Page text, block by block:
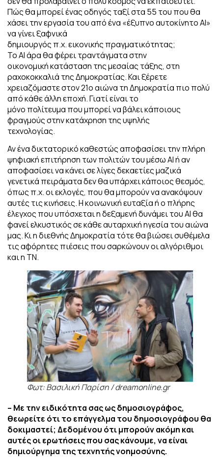
Πώς θα μπορεί ένας οδηγός ταξί στα 55 του που θα
χάσει την εργασία του από ένα «έξυπνο αυτοκίνητο ΑΙ»
να γίνει ξαφνικά
δημιουργός π.χ. εικονικής πραγματικότητας;
Το ΑΙ άρα θα φέρει τραντάγματα στην
οικονομική κατάσταση της μεσαίας τάξης, στη
ραχοκοκκαλιά της Δημοκρατίας. Και ξέρετε
χρειαζόμαστε στον 21ο αιώνα τη Δημοκρατία πιο πολύ
από κάθε άλλη εποχή. Γιατί είναι το
μόνο πολίτευμα που μπορεί να βάλει κάποιους
φραγμούς στην κατάχρηση της υψηλής
τεχνολογίας.
Αν ένα δικτατορικό καθεστώς αποφασίσει την πλήρη
ψηφιακή επιτήρηση των πολιτών του μέσω ΑΙ ή αν
αποφασίσει να κάνει σε λίγες δεκαετίες μαζικά
γενετικά πειράματα δεν θα υπάρχει κάποιος θεσμός,
όπως π.χ. οι εκλογές, που θα μπορούν να ανακόψουν
αυτές τις κινήσεις. Η κοινωνική ευταξία ή ο πλήρης
έλεγχος που υπόσχεται η δεξαμενή δυνάμει του ΑΙ θα
φανεί ελκυστικός σε κάθε αυταρχική ηγεσία του αιώνα
μας. Κι η διεθνής Δημοκρατία τότε θα βιώσει συθέμελα
τις αφόρητες πιέσεις που σαρκώνουν οι αλγόριθμοι
και η ΤΝ.
Φωτ: Βασιλική Παρίση / dreamonline.gr
– Με την ειδικότητα σας ως δημοσιογράφος,
θεωρείτε ότι το επάγγελμα του δημοσιογράφου θα
δοκιμαστεί; Δεδομένου ότι μπορούν ακόμη και
αυτές οι ερωτήσειςπου σας κάνουμε, να είναι
δημιούργημα της τεχνητής νοημοσύνης.